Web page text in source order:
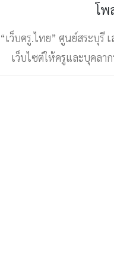
โ
เว็บครู.ไทย” ศูนย์สระบุรี
เว็บไซต์ให้ครูและบุคลา